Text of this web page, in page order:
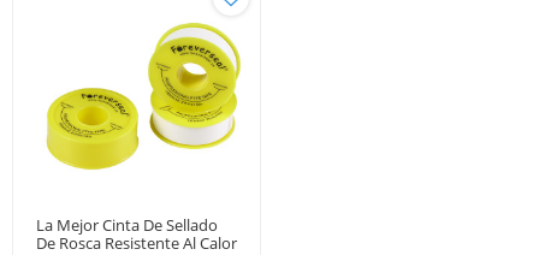
La Mejor Cinta De Sellado
De Rosca Resistente Al Calor